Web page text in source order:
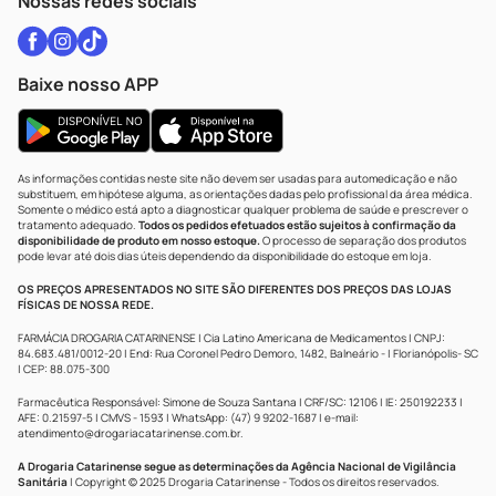
Baixe nosso APP
As informações contidas neste site não devem ser usadas para automedicação e não
substituem, em hipótese alguma, as orientações dadas pelo profissional da área médica.
Somente o médico está apto a diagnosticar qualquer problema de saúde e prescrever o
tratamento adequado. Todos os pedidos efetuados estão sujeitos à confirmação da
disponibilidade de produto em nosso estoque.O processo de separação dos produtos
pode levar até dois dias úteis dependendo da disponibilidade do estoque em loja.
OS PREÇOS APRESENTADOS NO SITE SÃO DIFERENTES DOS PREÇOS DAS LOJAS
FÍSICAS DE NOSSA REDE.
FARMÁCIA DROGARIA CATARINENSE | Cia Latino Americana de Medicamentos | CNPJ:
84.683.481/0012-20 | End: Rua Coronel Pedro Demoro, 1482, Balneário - | Florianópolis- SC
| CEP: 88.075-300
Farmacêutica Responsável: Simone de Souza Santana | CRF/SC: 12106 | IE: 250192233 |
AFE: 0.21597-5 | CMVS - 1593 | WhatsApp: (47) 9 9202-1687 | e-mail:
atendimento@drogariacatarinense.com.br.
A Drogaria Catarinense segue as determinações da Agência Nacional de Vigilância
Sanitária | Copyright © 2025 Drogaria Catarinense - Todos os direitos reservados.